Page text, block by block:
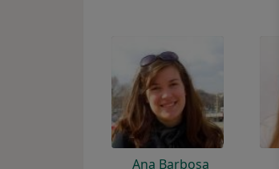
Ana Barbosa